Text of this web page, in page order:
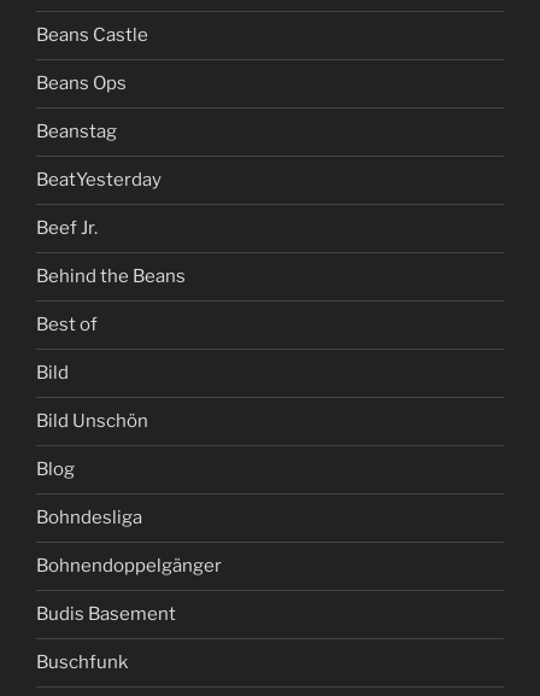
Beans Castle
Beans Ops
Beanstag
BeatYesterday
Beef Jr.
Behind the Beans
Best of
Bild
Bild Unschön
Blog
Bohndesliga
Bohnendoppelgänger
Budis Basement
Buschfunk